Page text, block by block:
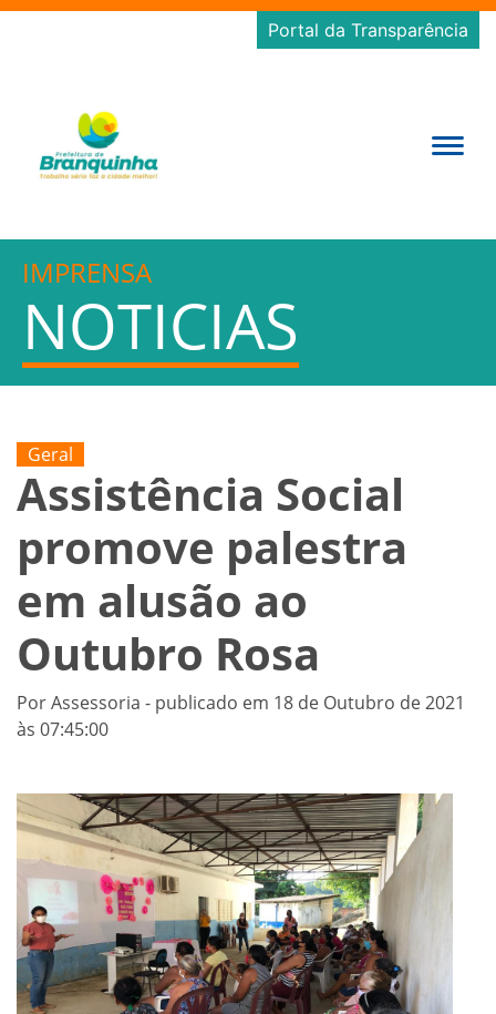
Portal da Transparência
IMPRENSA
NOTICIAS
Geral
Assistência Social
promove palestra
em alusão ao
Outubro Rosa
Por Assessoria - publicado em 18 de Outubro de 2021
às 07:45:00